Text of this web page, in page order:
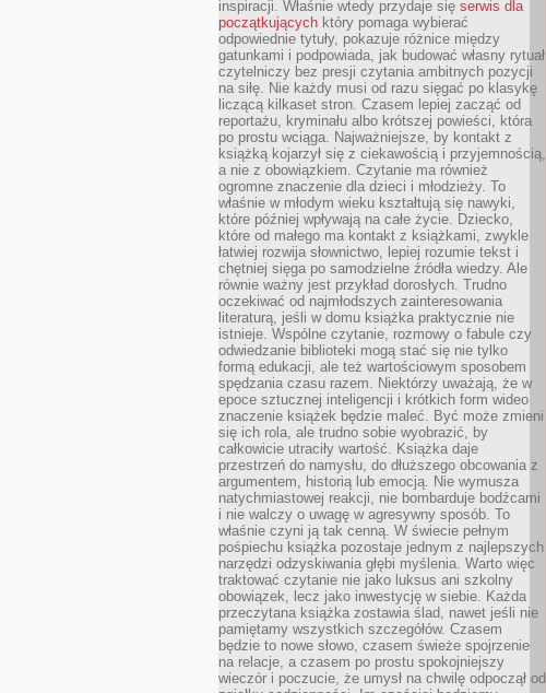
inspiracji. Właśnie wtedy przydaje się serwis dla
początkujących który pomaga wybierać
odpowiednie tytuły, pokazuje różnice między
gatunkami i podpowiada, jak budować własny rytuał
czytelniczy bez presji czytania ambitnych pozycji
na siłę. Nie każdy musi od razu sięgać po klasykę
liczącą kilkaset stron. Czasem lepiej zacząć od
reportażu, kryminału albo krótszej powieści, która
po prostu wciąga. Najważniejsze, by kontakt z
książką kojarzył się z ciekawością i przyjemnością,
a nie z obowiązkiem. Czytanie ma również
ogromne znaczenie dla dzieci i młodzieży. To
właśnie w młodym wieku kształtują się nawyki,
które później wpływają na całe życie. Dziecko,
które od małego ma kontakt z książkami, zwykle
łatwiej rozwija słownictwo, lepiej rozumie tekst i
chętniej sięga po samodzielne źródła wiedzy. Ale
równie ważny jest przykład dorosłych. Trudno
oczekiwać od najmłodszych zainteresowania
literaturą, jeśli w domu książka praktycznie nie
istnieje. Wspólne czytanie, rozmowy o fabule czy
odwiedzanie biblioteki mogą stać się nie tylko
formą edukacji, ale też wartościowym sposobem
spędzania czasu razem. Niektórzy uważają, że w
epoce sztucznej inteligencji i krótkich form wideo
znaczenie książek będzie maleć. Być może zmieni
się ich rola, ale trudno sobie wyobrazić, by
całkowicie utraciły wartość. Książka daje
przestrzeń do namysłu, do dłuższego obcowania z
argumentem, historią lub emocją. Nie wymusza
natychmiastowej reakcji, nie bombarduje bodźcami
i nie walczy o uwagę w agresywny sposób. To
właśnie czyni ją tak cenną. W świecie pełnym
pośpiechu książka pozostaje jednym z najlepszych
narzędzi odzyskiwania głębi myślenia. Warto więc
traktować czytanie nie jako luksus ani szkolny
obowiązek, lecz jako inwestycję w siebie. Każda
przeczytana książka zostawia ślad, nawet jeśli nie
pamiętamy wszystkich szczegółów. Czasem
będzie to nowe słowo, czasem świeże spojrzenie
na relacje, a czasem po prostu spokojniejszy
wieczór i poczucie, że umysł na chwilę odpoczął od